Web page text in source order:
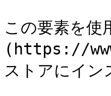
この要素を
(https://
ストアにイン